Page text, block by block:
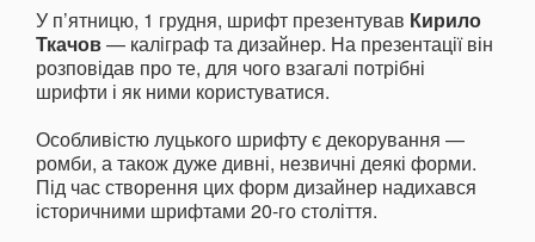
У п’ятницю, 1 грудня, шрифт презентував Кирило
Ткачов— каліграф та дизайнер. На презентації він
розповідав про те, для чого взагалі потрібні
шрифти і як ними користуватися.
Особливістю луцького шрифту є декорування —
ромби, а також дуже дивні, незвичні деякі форми.
Під час створення цих форм дизайнер надихався
історичними шрифтами 20-го століття.